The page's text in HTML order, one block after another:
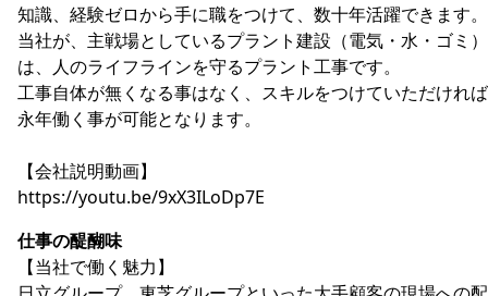
知識、経験ゼロから手に職をつけて、数十年活躍できます。
当社が、主戦場としているプラント建設（電気・水・ゴミ）
は、人のライフラインを守るプラント工事です。
工事自体が無くなる事はなく、スキルをつけていただけれ
永年働く事が可能となります。
【会社説明動画】
https://youtu.be/9xX3ILoDp7E
仕事の醍醐味
【当社で働く魅力】